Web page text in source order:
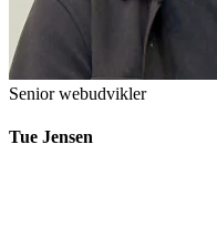
Senior webudvikler
Tue Jensen